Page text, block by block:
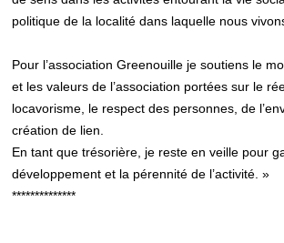
politique de la localité dans laquelle nous
Pour l’association Greenouille je soutiens le
et les valeurs de l’association portées sur le
locavorisme, le respect des personnes, de
création de lien.
En tant que trésorière, je reste en veille pour
développement et la pérennité de l’activité. »
**************